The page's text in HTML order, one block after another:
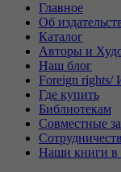
Главное
Об
Каталог
Авторы и
Наш блог
Foreign rights/
Где купить
Библиотекам
Совместные
Наши книги в